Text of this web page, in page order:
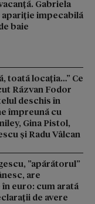
Gabriela
apariție impecabilă
baie
toată locația…” Ce
Răzvan Fodor
deschis în
împreună cu
Gina Pistol,
și Radu Vâlcan
”apărătorul”
are
euro: cum arată
de avere